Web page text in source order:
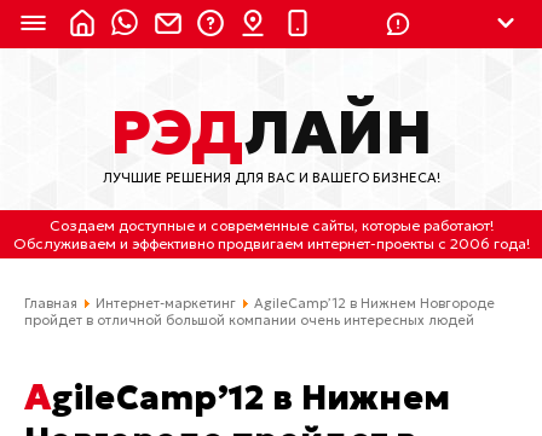
8 (800) 550-9899 (с 2:30 до 11:30 по
Мск)
Бесплатно по России
(4212) 658-653
(4212) 637-673
Отдельный вход \ Левый торец здания
Пн-пт. с 9:30 до 18:30 (по Хбк)
РЭДЛАЙН
ЛУЧШИЕ РЕШЕНИЯ ДЛЯ ВАС И ВАШЕГО БИЗНЕСА!
Создаем доступные и современные сайты, которые работают!
Обслуживаем и эффективно продвигаем интернет-проекты с 2006 года!
Главная Интернет-маркетинг
AgileCamp’12 в Нижнем Новгороде
пройдет в отличной большой компании очень интересных людей
AgileCamp’12 в Нижнем